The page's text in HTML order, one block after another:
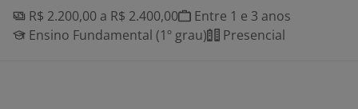
R$ 2.200,00 a R$ 2.400,00
Entre 1 e 3 anos
Ensino Fundamental (1º grau)
Presencial